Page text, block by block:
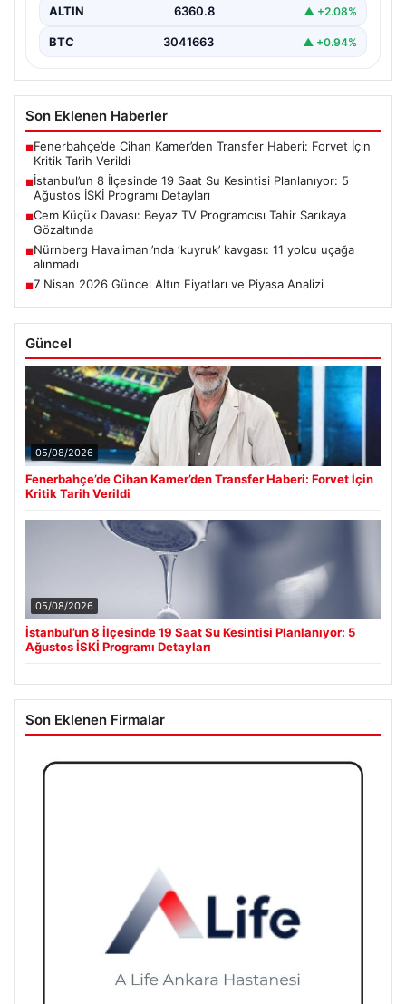
ALTIN 6360.8 ▲ +2.08%
BTC 3041663 ▲ +0.94%
Son Eklenen Haberler
■Fenerbahçe’de Cihan Kamer’den Transfer Haberi: Forvet İçin
Kritik Tarih Verildi
■İstanbul’un 8 İlçesinde 19 Saat Su Kesintisi Planlanıyor: 5
Ağustos İSKİ Programı Detayları
■Cem Küçük Davası: Beyaz TV Programcısı Tahir Sarıkaya
Gözaltında
■Nürnberg Havalimanı’nda ‘kuyruk’ kavgası: 11 yolcu uçağa
alınmadı
■7 Nisan 2026 Güncel Altın Fiyatları ve Piyasa Analizi
Güncel
05/08/2026
Fenerbahçe’de Cihan Kamer’den Transfer Haberi: Forvet İçin
Kritik Tarih Verildi
05/08/2026
İstanbul’un 8 İlçesinde 19 Saat Su Kesintisi Planlanıyor: 5
Ağustos İSKİ Programı Detayları
Son Eklenen Firmalar